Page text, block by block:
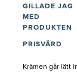
GILLADE JAG
MED
PRODUKTEN
PRISVÄRD
Krämen går lätt